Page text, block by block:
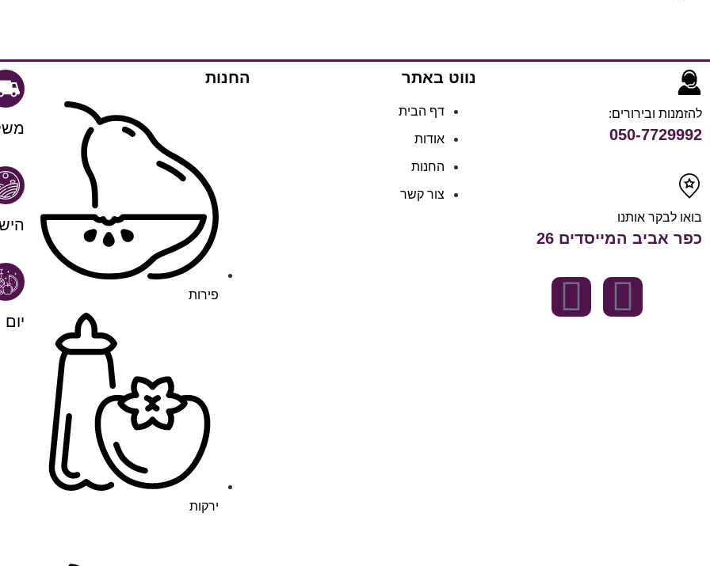
להזמנות ובירורים:
050-7729992
בואו לבקר אותנו
כפר אביב המייסדים 26
נווט באתר
דף הבית
אודות
החנות
צור קשר
החנות
פירות
ירקות